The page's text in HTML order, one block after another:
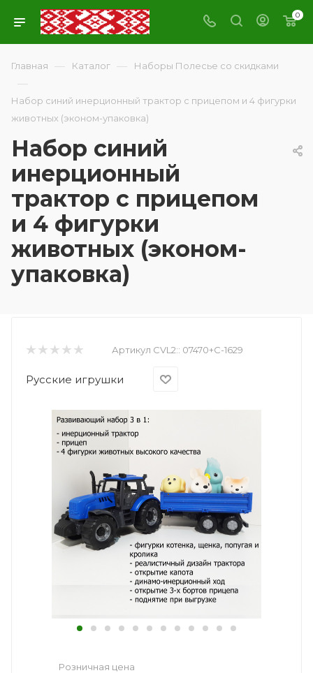
0
Главная — Каталог — Наборы Полесье со скидками
—
Набор синий инерционный трактор с прицепом и 4 фигурки
животных (эконом-упаковка)
Набор синий
инерционный
трактор с прицепом
и 4 фигурки
животных (эконом-
упаковка)
Артикул CVL2:: 07470+С-1629
Русские игрушки
Розничная цена